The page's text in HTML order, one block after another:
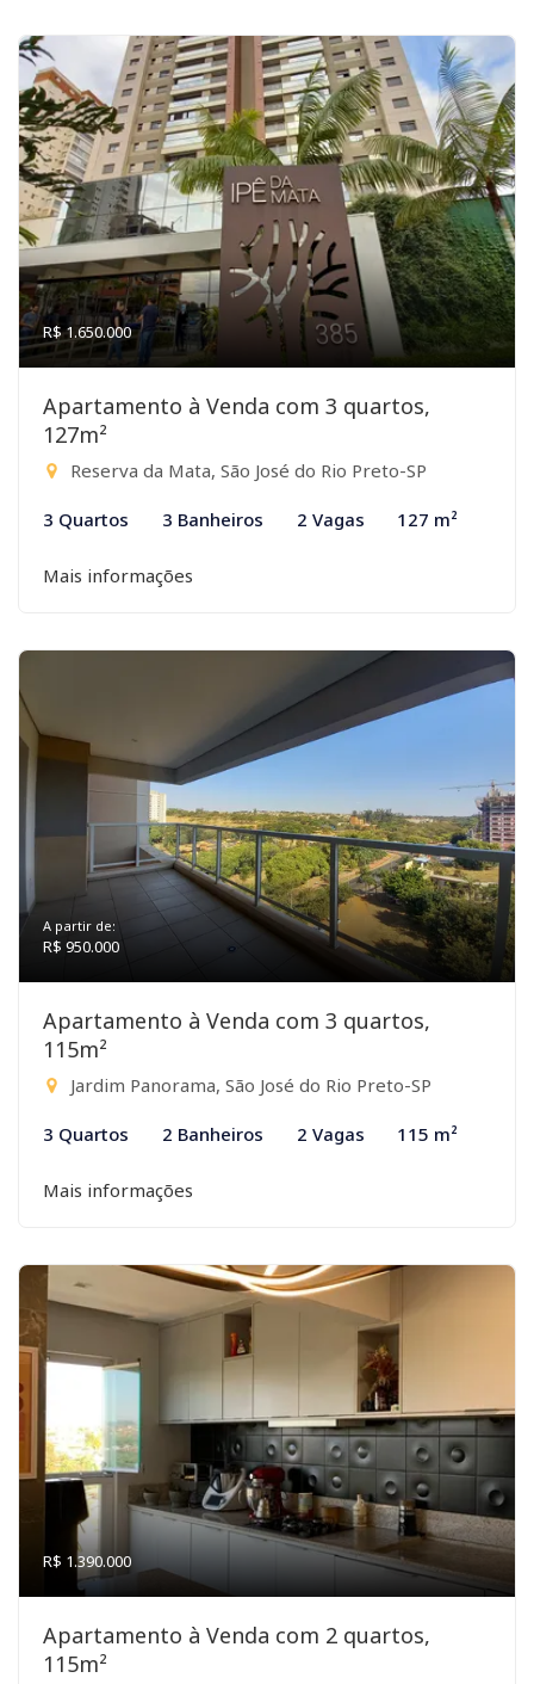
R$ 1.650.000
Apartamento à Venda com 3 quartos,
127m²
Reserva da Mata, São José do Rio Preto-SP
3 Quartos 3 Banheiros 2 Vagas 127 m²
Mais informações
A partir de:
R$ 950.000
Apartamento à Venda com 3 quartos,
115m²
Jardim Panorama, São José do Rio Preto-SP
3 Quartos 2 Banheiros 2 Vagas 115 m²
Mais informações
R$ 1.390.000
Apartamento à Venda com 2 quartos,
115m²